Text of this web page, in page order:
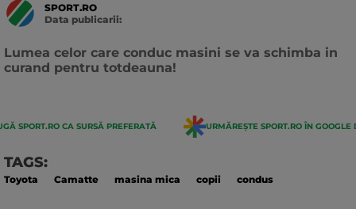
SPORT.RO
Data publicarii:
Lumea celor care conduc masini se va schimba in
curand pentru totdeauna!
SPORT.RO CA SURSĂ PREFERATĂ URMĂREȘTE SPORT.RO ÎN GOOGLE
TAGS:
Toyota Camatte masina mica copii condus